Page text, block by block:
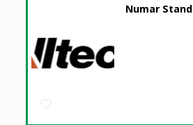
Numar Stand